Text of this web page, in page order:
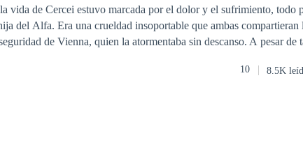
vida de Cercei estuvo marcada por el dolor y el sufrimiento, todo
del Alfa. Era una crueldad insoportable que ambas compartieran
de Vienna, quien la atormentaba sin descanso. A pesar de
como simples sirvientes, su familia encontraba felicidad en las
impotente… hasta que conoció al Rey Alfa del Norte, con quien
10 8.5K